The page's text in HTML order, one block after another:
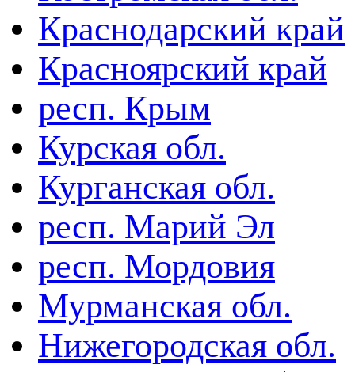
Краснодарский край
Красноярский край
респ. Крым
Курская обл.
Курганская обл.
респ. Марий Эл
респ. Мордовия
Мурманская обл.
Нижегородская обл.